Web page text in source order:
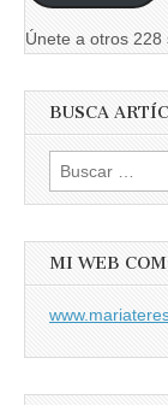
Únete a otros 228
BUSCA
Buscar:
MI WEB